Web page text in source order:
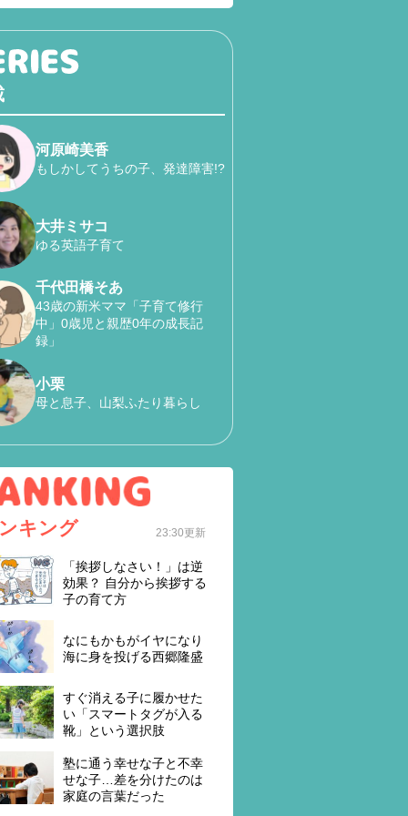
河原崎美香
もしかしてうちの子、発達障害!?
大井ミサコ
ゆる英語子育て
千代田橋そあ
43歳の新米ママ「子育て修行
中」0歳児と親歴0年の成長記
録」
小栗
母と息子、山梨ふたり暮らし
キング 23:30更新
「挨拶しなさい！」は逆
効果？ 自分から挨拶する
子の育て方
なにもかもがイヤになり
海に身を投げる西郷隆盛
すぐ消える子に履かせた
い「スマートタグが入る
靴」という選択肢
塾に通う幸せな子と不幸
せな子…差を分けたのは
家庭の言葉だった